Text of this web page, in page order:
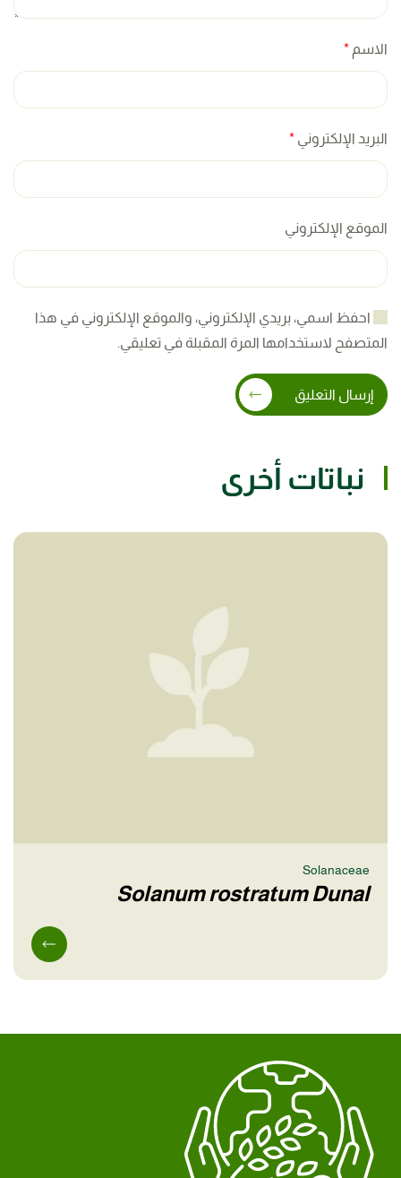
الاسم *
البريد الإلكتروني *
الموقع الإلكتروني
احفظ اسمي، بريدي الإلكتروني، والموقع الإلكتروني في هذا
المتصفح لاستخدامها المرة المقبلة في تعليقي.
إرسال التعليق
نباتات أخرى
Solanaceae
Solanum rostratum Dunal